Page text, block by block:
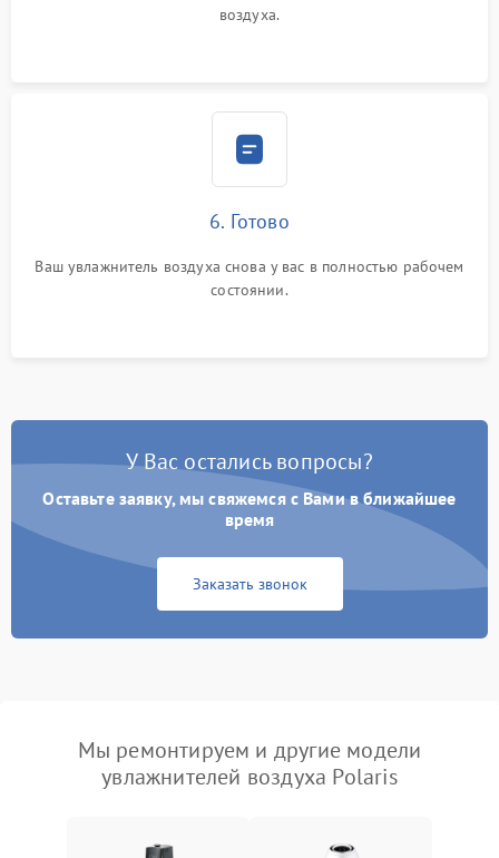
воздуха.
6. Готово
Ваш увлажнитель воздуха снова у вас в полностью рабочем
состоянии.
У Вас остались вопросы?
Оставьте заявку, мы свяжемся с Вами в ближайшее
время
Заказать звонок
Мы ремонтируем и другие модели
увлажнителей воздуха Polaris